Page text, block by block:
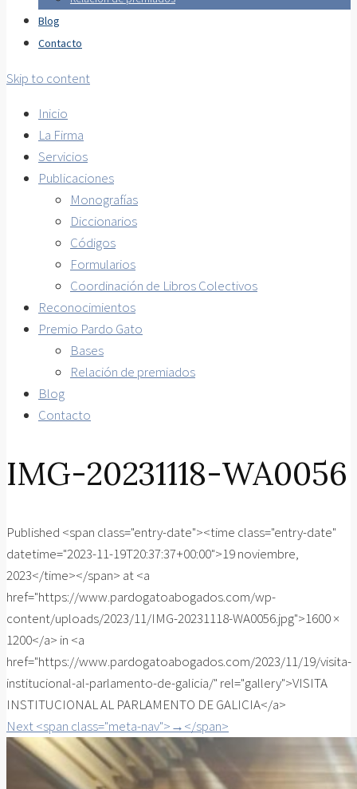
Blog
Contacto
Skip to content
Inicio
La Firma
Servicios
Publicaciones
Monografías
Diccionarios
Códigos
Formularios
Coordinación de Libros Colectivos
Reconocimientos
Premio Pardo Gato
Bases
Relación de premiados
Blog
Contacto
IMG-20231118-WA0056
Published <span class="entry-date"><time class="entry-date"
datetime="2023-11-19T20:37:37+00:00">19 noviembre,
2023</time></span> at <a
href="https://www.pardogatoabogados.com/wp-
content/uploads/2023/11/IMG-20231118-WA0056.jpg">1600 ×
1200</a> in <a
href="https://www.pardogatoabogados.com/2023/11/19/visita-
institucional-al-parlamento-de-galicia/" rel="gallery">VISITA
INSTITUCIONAL AL PARLAMENTO DE GALICIA</a>
Next <span class="meta-nav">→</span>